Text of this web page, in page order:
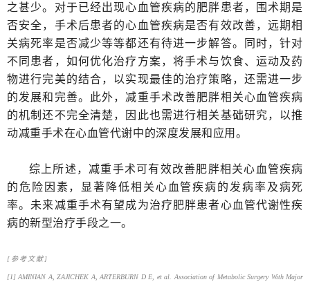
之甚少。对于已经出现心血管疾病的肥胖患者，围术期是
否安全，手术后患者的心血管疾病是否有效改善，远期相
关病死率是否减少等等都还有待进一步解答。同时，针对
不同患者，如何优化治疗方案，将手术与饮食、运动及药
物进行完美的结合，以实现最佳的治疗策略，还需进一步
的发展和完善。此外，减重手术改善肥胖相关心血管疾病
的机制还不完全清楚，因此也需进行相关基础研究，以推
动减重手术在心血管代谢中的深度发展和应用。
综上所述，减重手术可有效改善肥胖相关心血管疾病
的危险因素，显著降低相关心血管疾病的发病率及病死
率。未来减重手术有望成为治疗肥胖患者心血管代谢性疾
病的新型治疗手段之一。
[参考文献]
[1] AMINIAN A, ZAJICHEK A, ARTERBURN D E, et al. Association of Metabolic Surgery With Major